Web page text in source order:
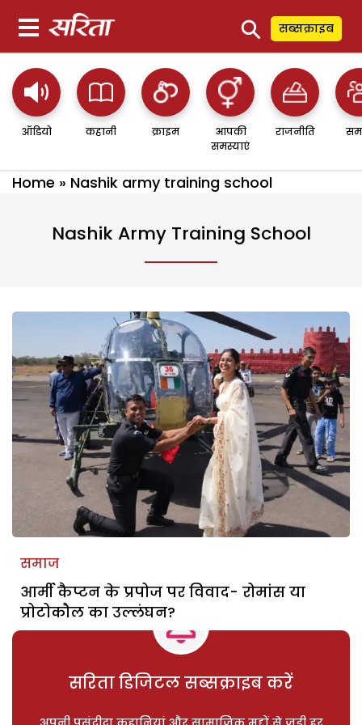
⚲ सब्सक्राइब
ऑडियो कहानी क्राइम
आपकी
समस्याएं
राजनीति
Home » Nashik army training school
Nashik Army Training School
समाज
आर्मी कैप्टन के प्रपोज पर विवाद- रोमांस या
प्रोटोकौल का उल्लंघन?
सरिता डिजिटल सब्सक्राइब करें